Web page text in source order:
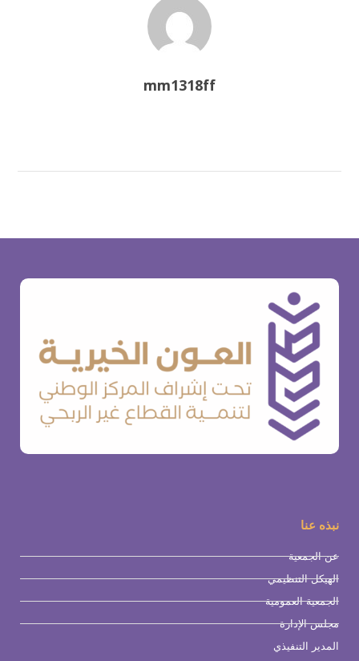
mm1318ff
نبذه عنا
عن الجمعية
الهيكل التنظيمي
الجمعية العمومية
مجلس الإدارة
المدير التنفيذي